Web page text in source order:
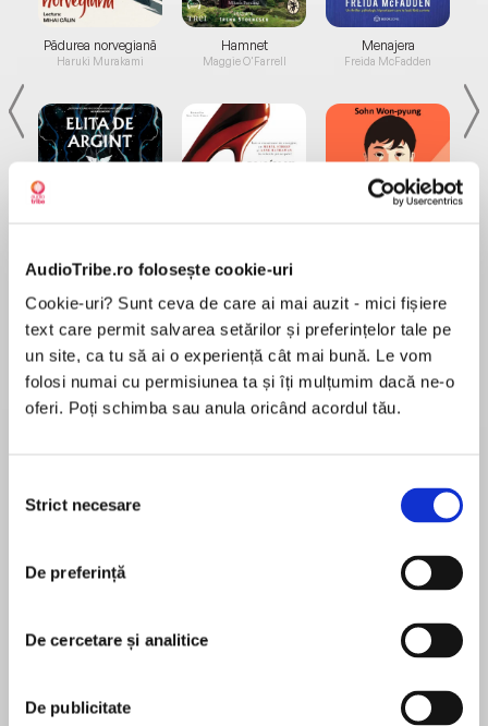
AudioTribe.ro folosește cookie-uri
Cookie-uri? Sunt ceva de care ai mai auzit - mici fișiere
text care permit salvarea setărilor și preferințelor tale pe
un site, ca tu să ai o experiență cât mai bună. Le vom
folosi numai cu permisiunea ta și îți mulțumim dacă ne-o
oferi. Poți schimba sau anula oricând acordul tău.
consimțământului
Strict necesare
De preferință
De cercetare și analitice
De publicitate
Pădurea norvegiană
Haruki Murakami
de...
Dani Francis
Hamnet
Maggie O'Farrell
la...
Lauren Weisberger
Menajera
Freida McFadden
Desprecarte
An urgent cry for help brings Poirot to France…
An urgent cry for help brings Poirot to France.
But he arrives too late to save his client, whose
brutally stabbed body now lies face downwards
in a shallow grave on a golf course.
overcoat? And who was the impassioned love-
letter in the pocket for? Before Poirot can
În acest moment nu există recenzii
Agatha Christie